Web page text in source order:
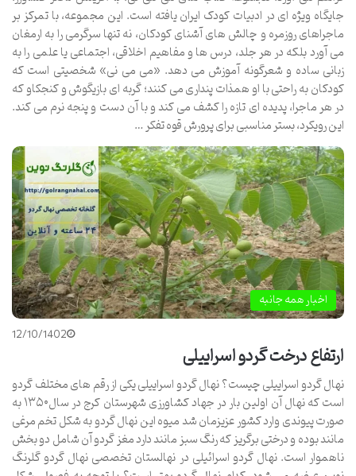
جایگاه ویژه ای در ادبیات کودک ایران یافته است. این مجموعه، با تمرکز بر
ماجراهای روزمره و چالش های آشنای کودکان، نه تنها سرگرمی را به ارمغان
می آورد بلکه در هر جلد، درس ها و مفاهیم اخلاقی، اجتماعی یا علمی را به
زبانی ساده و شعرگونه آموزش می دهد. «می می نی» شخصیتی است که
کودکان به راحتی با او همذات پنداری می کنند؛ گربه ای بازیگوش و کنجکاو که
در هر ماجرا، پدیده ای تازه را کشف می کند و با آن دست و پنجه نرم می کند.
این رویکرد، بستر مناسبی برای پرورش قوه تفکر …
اخبار همه جانبه
12/10/1402
ارتفاع درخت گردو اسراییلی
نهال گردو اسراییلی چیست؟ نهال گردو اسراییلی یکی از رقم های مختلف گردو
است که نهال آن اولین بار در جهاد کشاورزی شهرستان کرج در سال۱۳۵۰ به
صورت پیوندی وارد کشور عزیزمان شد میوه این نهال گردو به شکل تخم مرغی
مانند بوده و درختی برگریز که رنگ سبز مانند دارد مغز گردو آن شامل دو بخش
ناهموار است. نهال گردو اسرائیلی در نهالستان تخصصی نهال گردو گلرنگ